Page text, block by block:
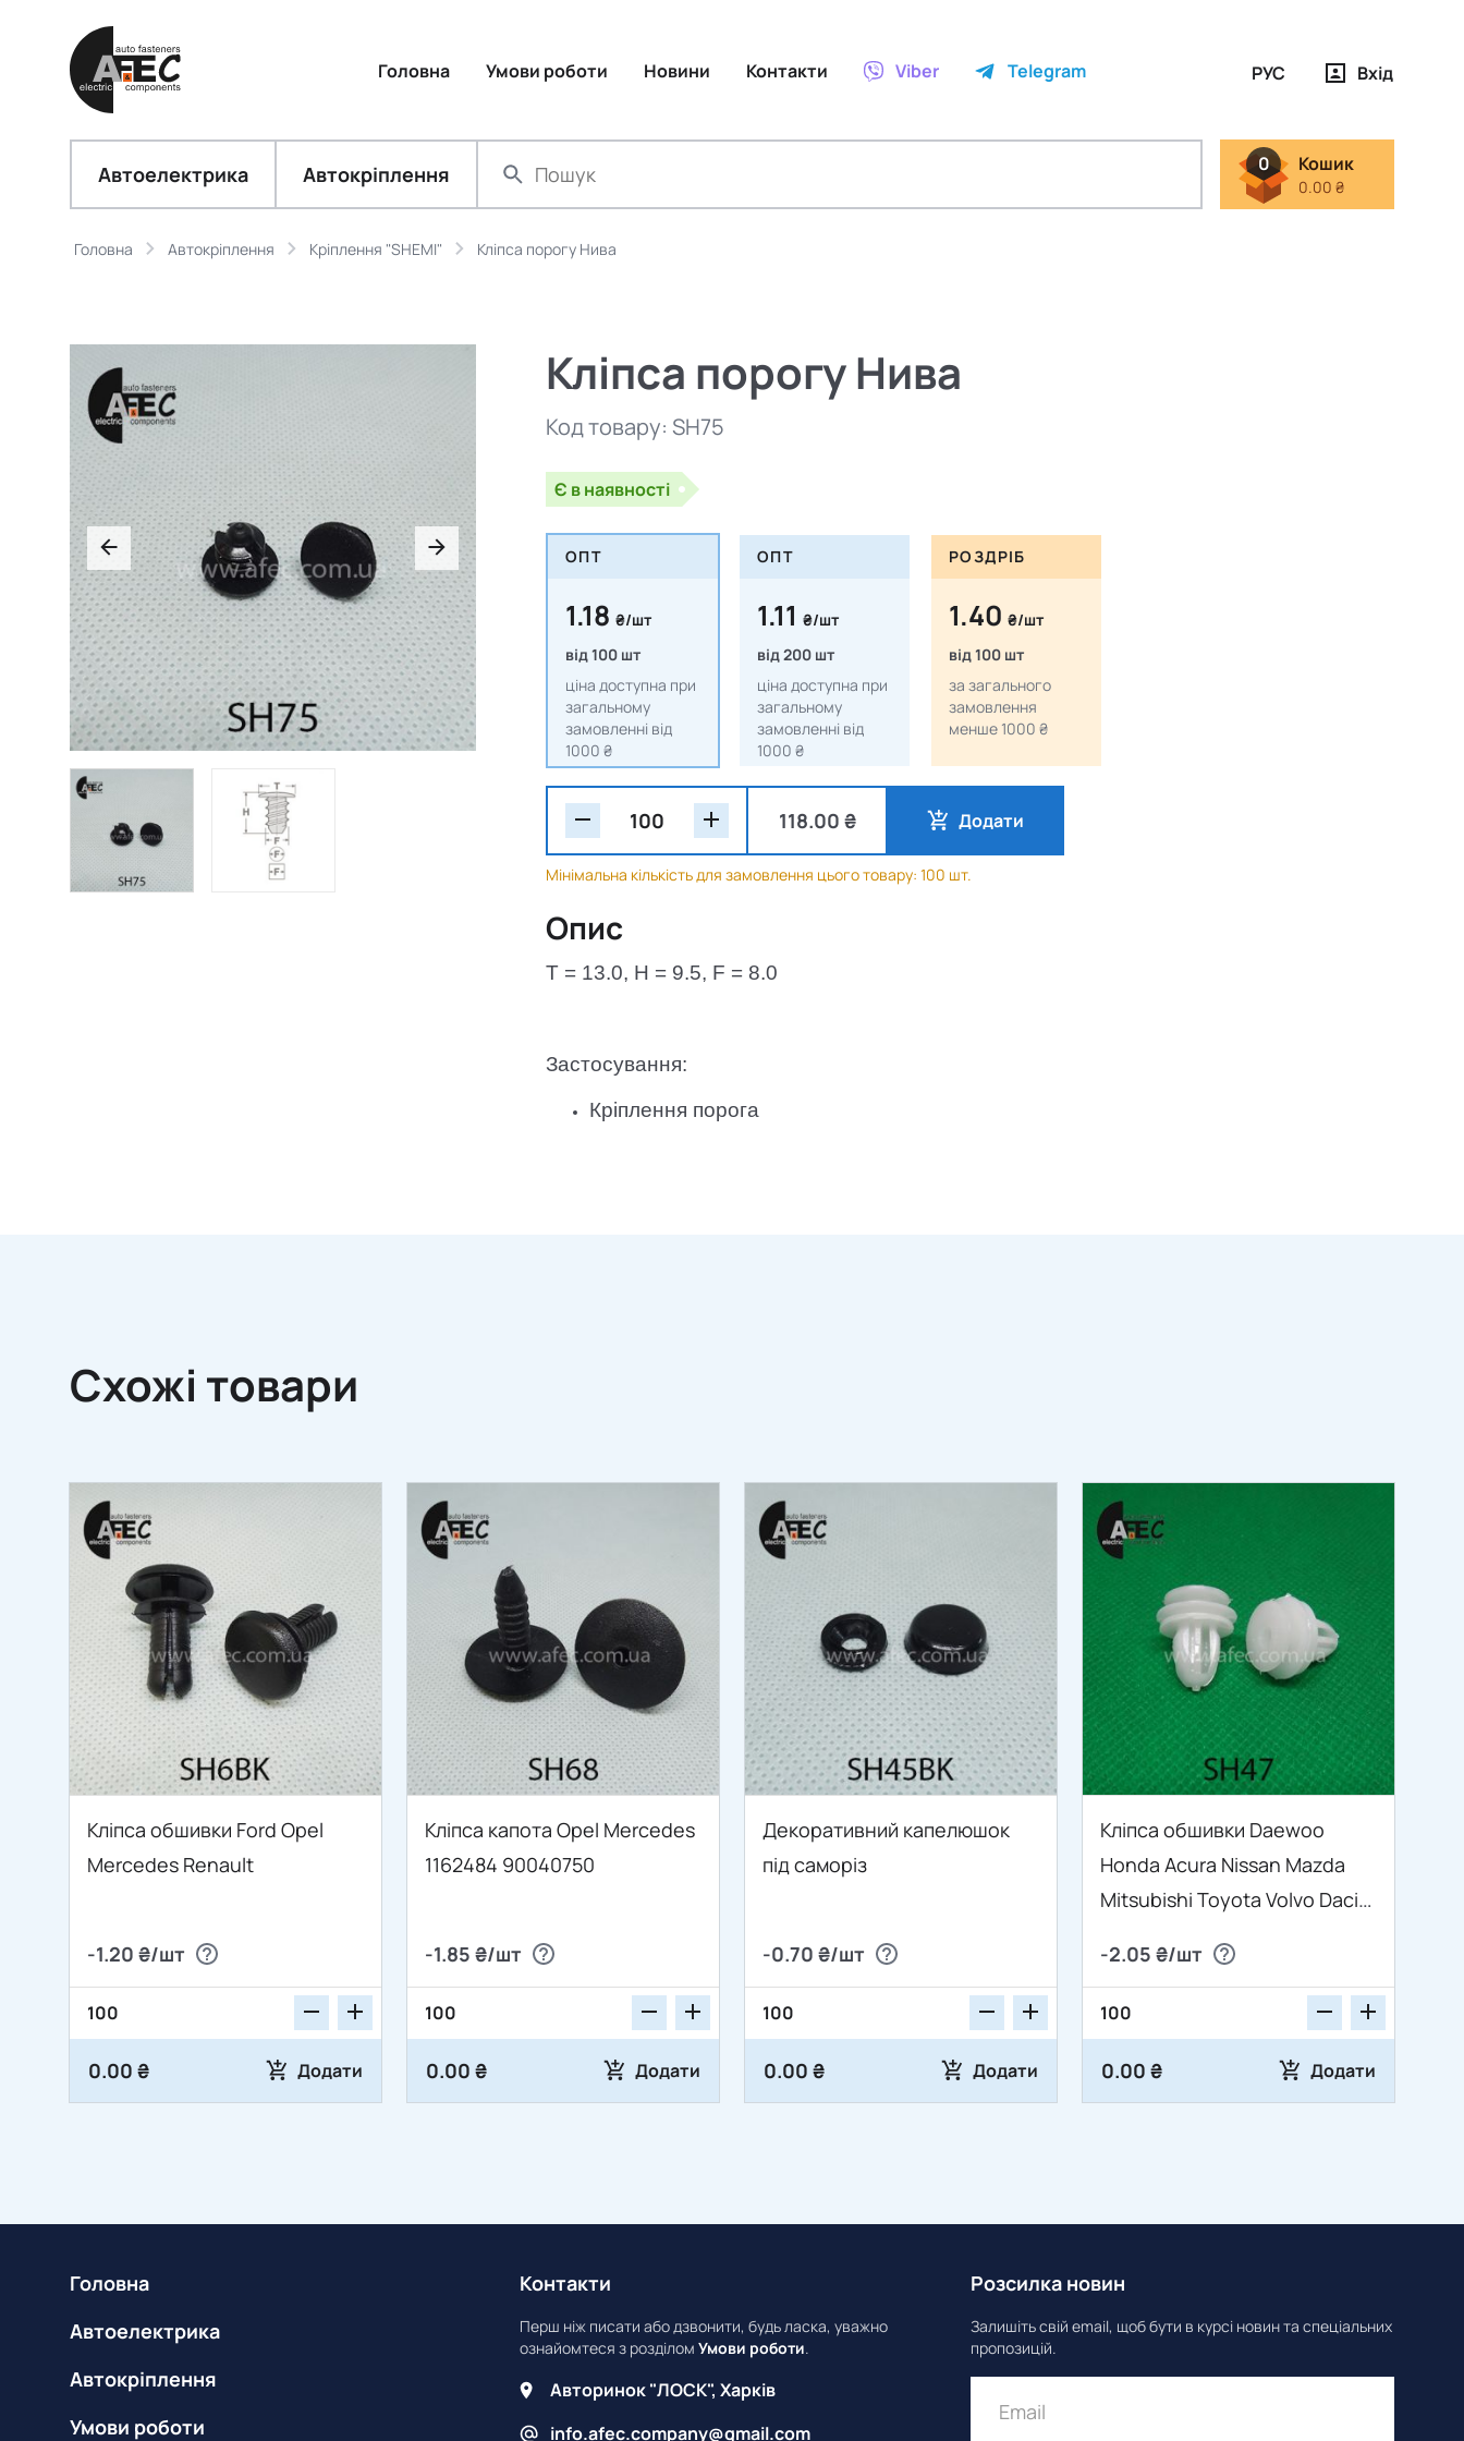
Головна Умови роботи Новини Контакти Viber Telegram РУС Вхід
Автоелектрика Автокріплення 0 Кошик
0.00 ₴
Головна Автокріплення Кріплення "SHEMI" Кліпса порогу Нива
Кліпса порогу Нива
Код товару:SH75
Є в наявності
ОПТ
1.18₴/шт
від 100 шт
ціна доступна при
загальному
замовленні від
1000 ₴
ОПТ
1.11₴/шт
від 200 шт
ціна доступна при
загальному
замовленні від
1000 ₴
РОЗДРІБ
1.40₴/шт
від 100 шт
за загального
замовлення
менше 1000 ₴
118.00 ₴ Додати
Мінімальна кількість для замовлення цього товару: 100 шт.
Опис
T = 13.0, H = 9.5, F = 8.0
Застосування:
Кріплення порога
Схожі товари
Кліпса обшивки Ford Opel
Mercedes Renault
-1.20 ₴/шт
0.00 ₴ Додати
Кліпса капота Opel Mercedes
1162484 90040750
-1.85 ₴/шт
0.00 ₴ Додати
Декоративний капелюшок
під саморіз
-0.70 ₴/шт
0.00 ₴ Додати
Кліпса обшивки Daewoo
Honda Acura Nissan Mazda
Mitsubishi Toyota Volvo Dacia
Wall Geely KIA Hyundai JAC
Foton 0940908301
91560SP0003 91560S7A003
-2.05 ₴/шт
0.00 ₴ Додати
Головна
Автоелектрика
Автокріплення
Умови роботи
Контакти
Перш ніж писати або дзвонити, будь ласка, уважно
ознайомтеся з розділомУмови роботи.
Авторинок "ЛОСК", Харків
info.afec.company@gmail.com
Розсилка новин
Залишіть свій email, щоб бути в курсі новин та спеціальних
пропозицій.